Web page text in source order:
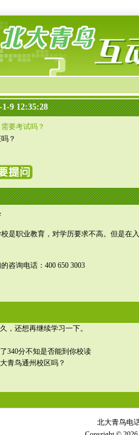
9 12:35:28
要考试吗？
？
是职业教育，对学历要求不高。但是在
咨询电话：400 650 3003
，还想再继续学习一下。
340分不知是否能到你校读
青鸟通州校区吗？
北大青鸟电